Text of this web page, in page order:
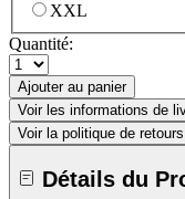
XXL
Quantité:
Ajouter au panier
Voir les informations de
Voir la politique de
Détails du